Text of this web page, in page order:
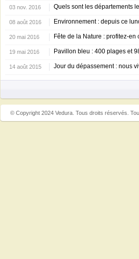
03 nov. 2016 Quels sont les départements
08 août 2016 Environnement : depuis ce
20 mai 2016 Fête de la Nature : profitez-en
19 mai 2016 Pavillon bleu : 400 plages et
14 août 2015 Jour du dépassement : nous
© Copyright 2024 Vedura. Tous droits réservés.